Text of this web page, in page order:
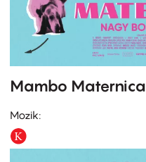
Mambo Maternica
Mozik: